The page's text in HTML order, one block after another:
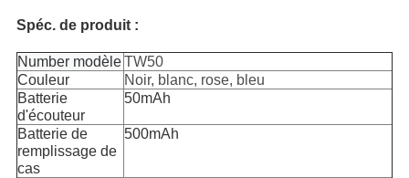
Spéc. de produit :
Number modèleTW50
Couleur
Noir, blanc, rose, bleu
Batterie
d'écouteur
50mAh
Batterie de
remplissage de
cas
500mAh